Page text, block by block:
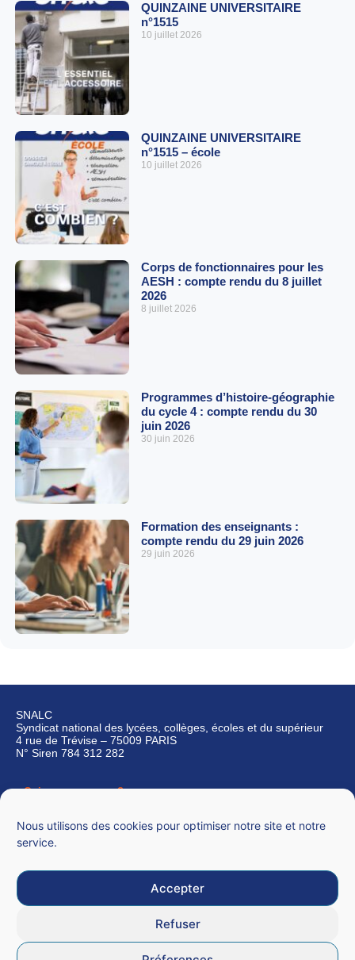
Nous utilisons des cookies pour optimiser notre site et notre
service.
Accepter
Refuser
QUINZAINE UNIVERSITAIRE
n°1515
10 juillet 2026
QUINZAINE UNIVERSITAIRE
n°1515 – école
10 juillet 2026
Corps de fonctionnaires pour les
AESH : compte rendu du 8 juillet
2026
8 juillet 2026
Programmes d’histoire-géographie
du cycle 4 : compte rendu du 30
juin 2026
30 juin 2026
Formation des enseignants :
compte rendu du 29 juin 2026
29 juin 2026
SNALC
Syndicat national des lycées, collèges, écoles et du supérieur
4 rue de Trévise – 75009 PARIS
N° Siren 784 312 282
Qui sommes-nous ?
CGU